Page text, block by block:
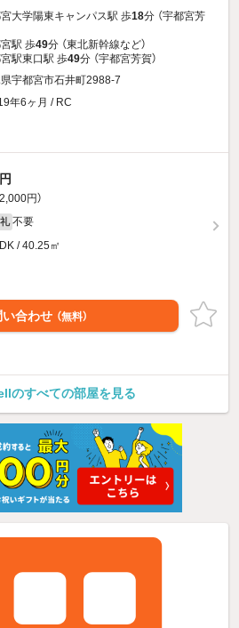
大学陽東キャンパス駅 歩18分 （宇都宮芳
駅 歩49分 （東北新幹線など）
駅東口駅 歩49分 （宇都宮芳賀）
宇都宮市石井町2988-7
年6ヶ月 / RC
円）
礼 不要
/ 40.25㎡
い合わせ （無料）
のすべての部屋を見る